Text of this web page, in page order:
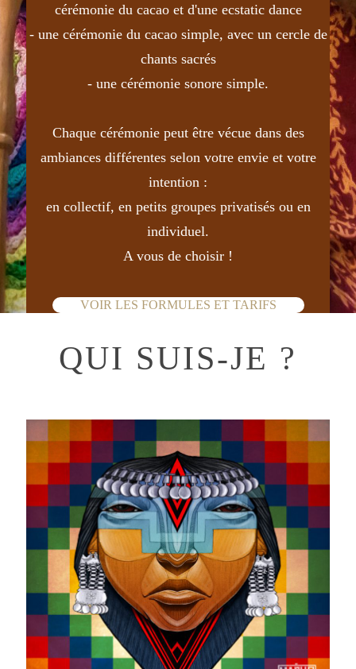
cérémonie du cacao et d'une ecstatic dance
- une cérémonie du cacao simple, avec un cercle de
chants sacrés
- une cérémonie sonore simple.
Chaque cérémonie peut être vécue dans des
ambiances différentes selon votre envie et votre
intention :
en collectif, en petits groupes privatisés ou en
individuel.
A vous de choisir !
VOIR LES FORMULES ET TARIFS
QUI SUIS-JE ?